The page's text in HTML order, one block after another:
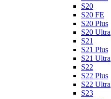
S20
S20 FE
S20 Plus
S20 Ultra
S21
S21 Plus
S21 Ultra
S22
S22 Plus
S22 Ultra
S23